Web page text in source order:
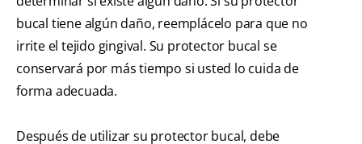
bucal tiene algún daño, reemplácelo para que no
irrite el tejido gingival. Su protector bucal se
conservará por más tiempo si usted lo cuida de
forma adecuada.
Después de utilizar su protector bucal, debe